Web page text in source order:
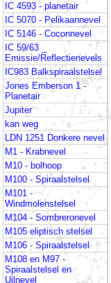
IC 4593 - planetair
IC 5070 - Pelikaannevel
IC 5146 - Coconnevel
IC 59/63 _
Emissie/Reflectienevels
IC983 Balkspiraalstelsel
Jones Emberson 1 -
Planetair
Jupiter
kan weg
LDN 1251 Donkere nevel
M1 - Krabnevel
M10 - bolhoop
M100 - Spiraalstelsel
M101 -
Windmolenstelsel
M104 - Sombreronevel
M105 eliptisch stelsel
M106 - Spiraalstelsel
M108 en M97 -
Spiraalstelsel en
Uilnevel